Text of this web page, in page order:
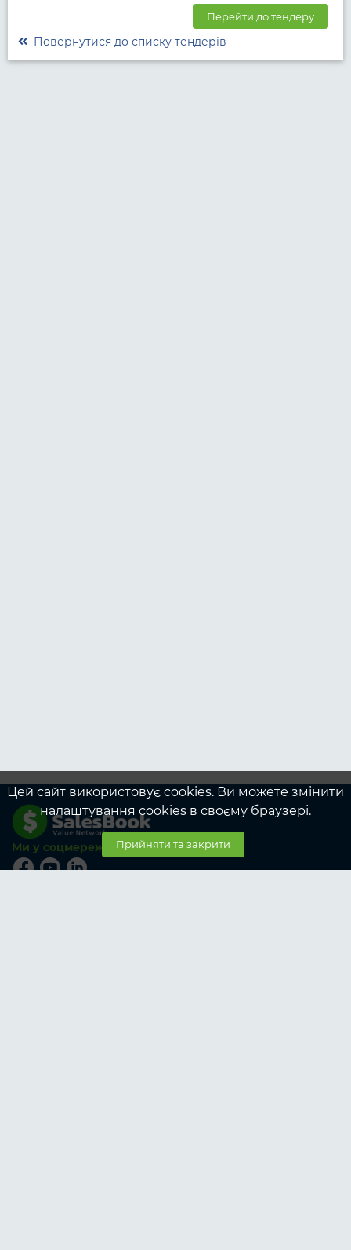
Перейти до тендеру
Повернутися до списку тендерів
Ми у соцмережах
Цей сайт використовує cookies. Ви можете змінити
налаштування cookies в своєму браузері.
Прийняти та закрити